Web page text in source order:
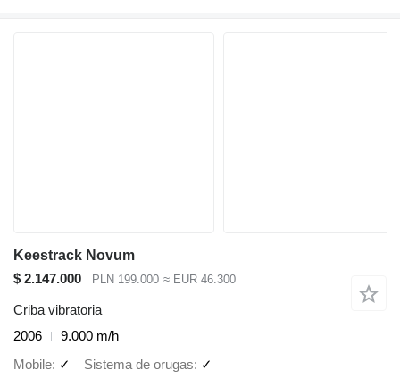
Keestrack Novum
$ 2.147.000
PLN 199.000 ≈ EUR 46.300
Criba vibratoria
2006
9.000 m/h
Mobile ✓ Sistema de orugas ✓